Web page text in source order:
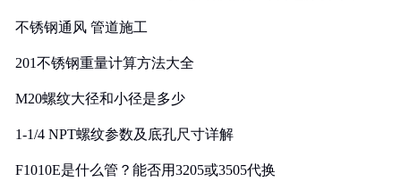
不锈钢通风 管道施工
201不锈钢重量计算方法大全
M20螺纹大径和小径是多少
1-1/4 NPT螺纹参数及底孔尺寸详解
F1010E是什么管？能否用3205或3505代换